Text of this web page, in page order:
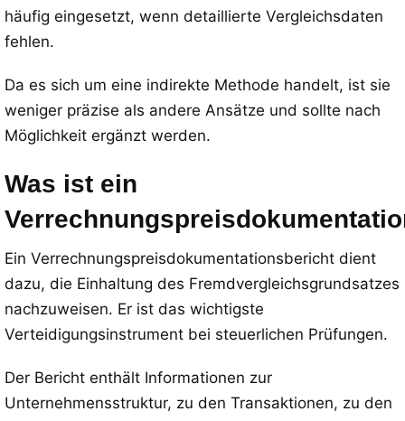
häufig eingesetzt, wenn detaillierte Vergleichsdaten
fehlen.
Da es sich um eine indirekte Methode handelt, ist sie
weniger präzise als andere Ansätze und sollte nach
Möglichkeit ergänzt werden.
Was ist ein
Ein Verrechnungspreisdokumentationsbericht dient
dazu, die Einhaltung des Fremdvergleichsgrundsatzes
nachzuweisen. Er ist das wichtigste
Verteidigungsinstrument bei steuerlichen Prüfungen.
Der Bericht enthält Informationen zur
Unternehmensstruktur, zu den Transaktionen, zu den